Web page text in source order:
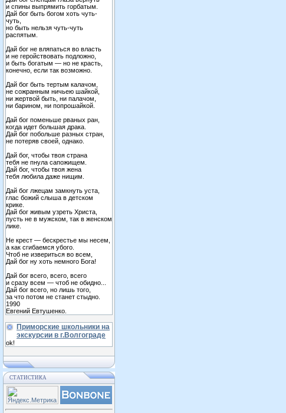
и спины выпрямить горбатым.
Дай бог быть богом хоть чуть-
чуть,
но быть нельзя чуть-чуть
распятым.
Дай бог не вляпаться во власть
и не геройствовать подложно,
и быть богатым — но не красть,
конечно, если так возможно.
Дай бог быть тертым калачом,
не сожранным ничьею шайкой,
ни жертвой быть, ни палачом,
ни барином, ни попрошайкой.
Дай бог поменьше рваных ран,
когда идет большая драка.
Дай бог побольше разных стран,
не потеряв своей, однако.
Дай бог, чтобы твоя страна
тебя не пнула сапожищем.
Дай бог, чтобы твоя жена
тебя любила даже нищим.
Дай бог лжецам замкнуть уста,
глас божий слыша в детском
крике.
Дай бог живым узреть Христа,
пусть не в мужском, так в женском
лике.
Не крест — бескрестье мы несем,
а как сгибаемся убого.
Чтоб не извериться во всем,
Дай бог ну хоть немного Бога!
Дай бог всего, всего, всего
и сразу всем — чтоб не обидно...
Дай бог всего, но лишь того,
за что потом не станет стыдно.
1990
Евгений Евтушенко.
Приморские школьники на
экскурсии в г.Волгограде
ok!
СТАТИСТИКА